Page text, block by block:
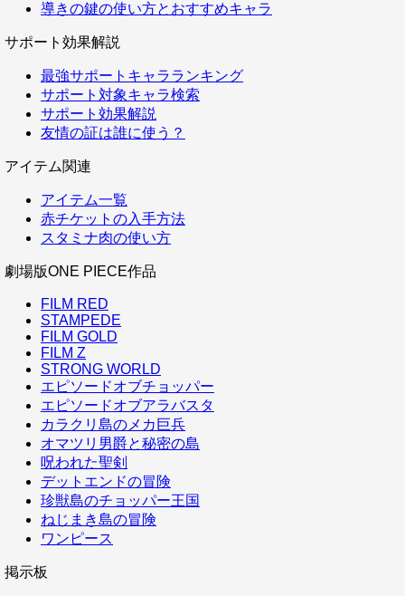
導きの鍵の使い方とおすすめキャラ
サポート効果解説
最強サポートキャラランキング
サポート対象キャラ検索
サポート効果解説
友情の証は誰に使う？
アイテム関連
アイテム一覧
赤チケットの入手方法
スタミナ肉の使い方
劇場版ONE PIECE作品
FILM RED
STAMPEDE
FILM GOLD
FILM Z
STRONG WORLD
エピソードオブチョッパー
エピソードオブアラバスタ
カラクリ島のメカ巨兵
オマツリ男爵と秘密の島
呪われた聖剣
デットエンドの冒険
珍獣島のチョッパー王国
ねじまき島の冒険
ワンピース
掲示板